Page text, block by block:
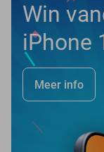
Win
iPhone
Meer info